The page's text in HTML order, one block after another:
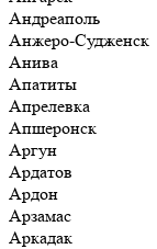
Андреаполь
Анжеро-Судженск
Анива
Апатиты
Апрелевка
Апшеронск
Аргун
Ардатов
Ардон
Арзамас
Аркадак